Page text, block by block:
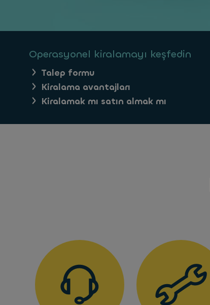
Operasyonel kiralamayı keşfedin
Talep formu
Kiralama avantajları
Kiralamak mı satın almak mı